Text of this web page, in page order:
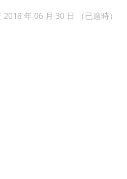
年 06 月 30 日 （已逾時）